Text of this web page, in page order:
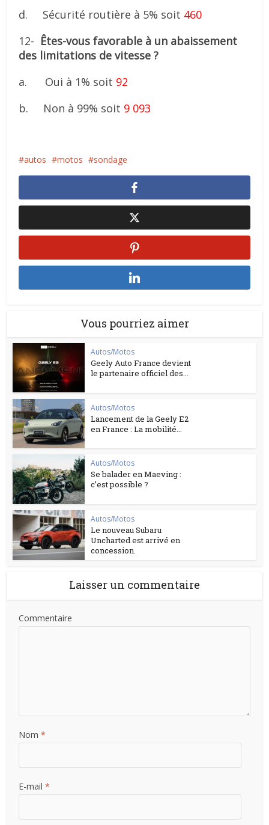
d. Sécurité routière à 5% soit 460
12- Êtes-vous favorable à un abaissement
des limitations de vitesse ?
a. Oui à 1% soit 92
b. Non à 99% soit 9 093
autos motos sondage
Vous pourriez aimer
Autos/Motos
Geely Auto France devient
le partenaire officiel des...
Autos/Motos
Lancement de la Geely E2
en France : La mobilité...
Autos/Motos
Se balader en Maeving :
c’est possible ?
Autos/Motos
Le nouveau Subaru
Uncharted est arrivé en
concession.
Laisser un commentaire
Commentaire
Nom*
E-mail*